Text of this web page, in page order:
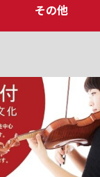
その他